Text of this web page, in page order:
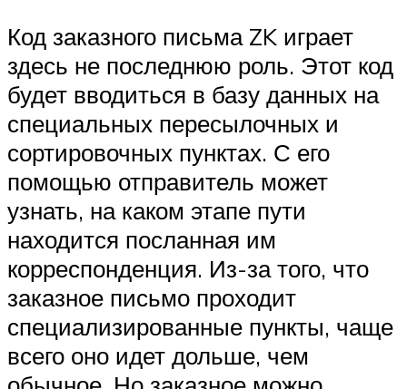
Код заказного письма ZK играет
здесь не последнюю роль. Этот код
будет вводиться в базу данных на
специальных пересылочных и
сортировочных пунктах. С его
помощью отправитель может
узнать, на каком этапе пути
находится посланная им
корреспонденция. Из-за того, что
заказное письмо проходит
специализированные пункты, чаще
всего оно идет дольше, чем